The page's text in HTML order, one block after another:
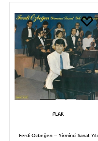
Ferdi Özbeğen – Yirminci Sanat Yılı